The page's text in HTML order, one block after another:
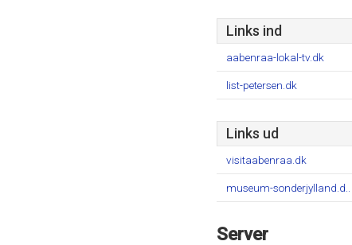
Links ind
aabenraa-lokal-tv.dk
list-petersen.dk
Links ud
visitaabenraa.dk
museum-sonderjylland.d..
Server